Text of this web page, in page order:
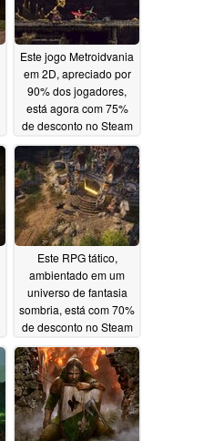
Este jogo Metroidvania
em 2D, apreciado por
90% dos jogadores,
está agora com 75%
de desconto no Steam
06/17/2026
Este RPG tático,
ambientado em um
universo de fantasia
sombria, está com 70%
de desconto no Steam
06/15/2026